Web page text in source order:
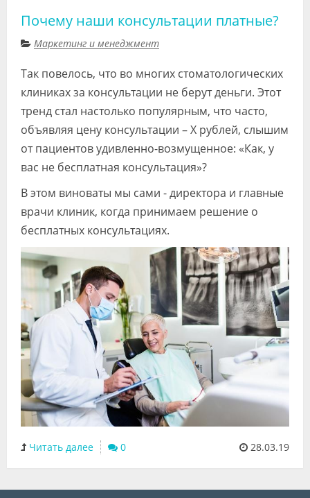
Почему наши консультации платные?
Маркетинг и менеджмент
Так повелось, что во многих стоматологических
клиниках за консультации не берут деньги. Этот
тренд стал настолько популярным, что часто,
объявляя цену консультации – Х рублей, слышим
от пациентов удивленно-возмущенное: «Как, у
вас не бесплатная консультация»?
В этом виноваты мы сами - директора и главные
врачи клиник, когда принимаем решение о
бесплатных консультациях.
Читать далее 0 28.03.19